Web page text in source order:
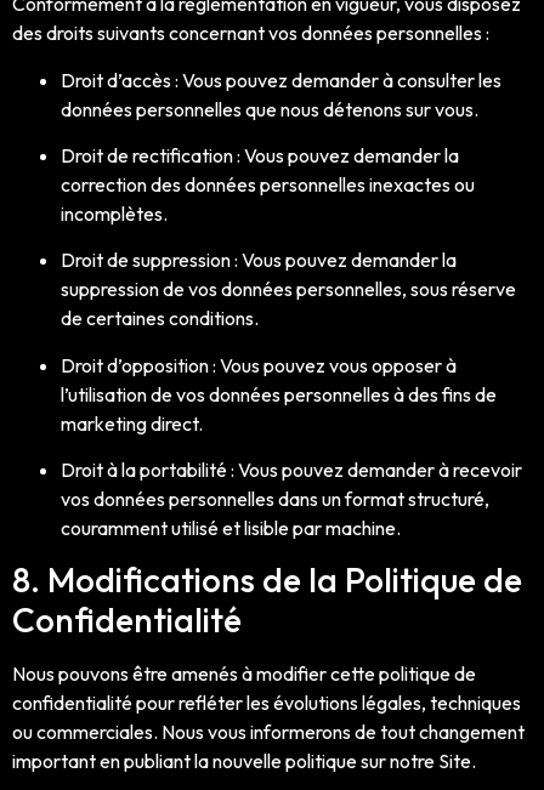
des droits suivants concernant vos données personnelles :
Droit d’accès : Vous pouvez demander à consulter les
données personnelles que nous détenons sur vous.
Droit de rectification : Vous pouvez demander la
correction des données personnelles inexactes ou
incomplètes.
Droit de suppression : Vous pouvez demander la
suppression de vos données personnelles, sous réserve
de certaines conditions.
Droit d’opposition : Vous pouvez vous opposer à
l’utilisation de vos données personnelles à des fins de
marketing direct.
Droit à la portabilité : Vous pouvez demander à recevoir
vos données personnelles dans un format structuré,
couramment utilisé et lisible par machine.
8. Modifications de la Politique de
Confidentialité
Nous pouvons être amenés à modifier cette politique de
confidentialité pour refléter les évolutions légales, techniques
ou commerciales. Nous vous informerons de tout changement
important en publiant la nouvelle politique sur notre Site.